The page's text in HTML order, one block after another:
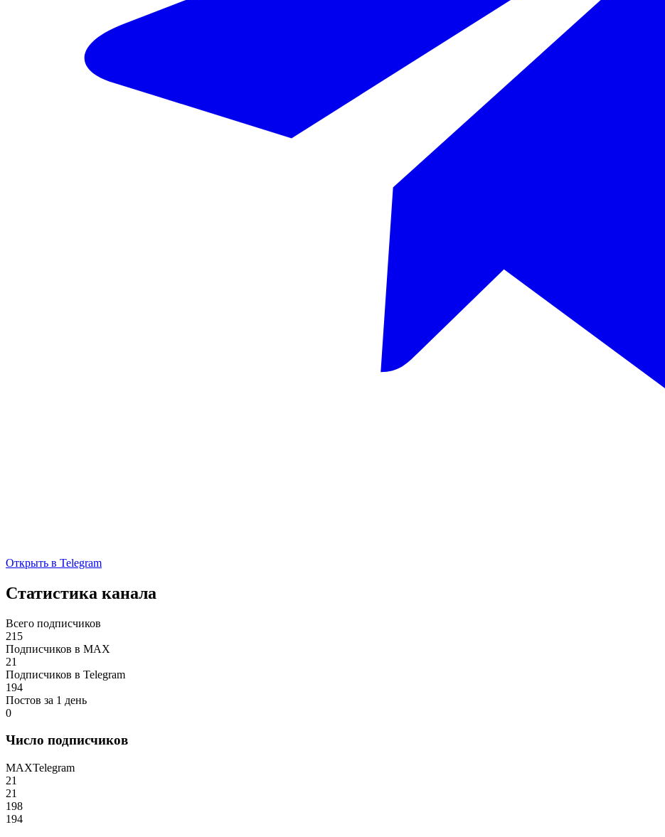
Открыть в Telegram
Статистика канала
Всего подписчиков
215
Подписчиков в MAX
21
Подписчиков в Telegram
194
Постов за 1 день
0
Число подписчиков
MAXTelegram
21
21
198
194